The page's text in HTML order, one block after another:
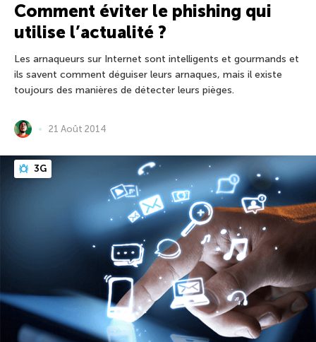
Comment éviter le phishing qui
utilise l’actualité ?
Les arnaqueurs sur Internet sont intelligents et gourmands et
ils savent comment déguiser leurs arnaques, mais il existe
toujours des manières de détecter leurs pièges.
21 Août 2014
3G